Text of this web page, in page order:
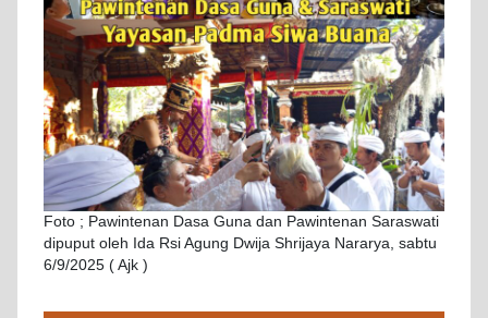
Foto ; Pawintenan Dasa Guna dan Pawintenan Saraswati
dipuput oleh Ida Rsi Agung Dwija Shrijaya Nararya, sabtu
6/9/2025 ( Ajk )